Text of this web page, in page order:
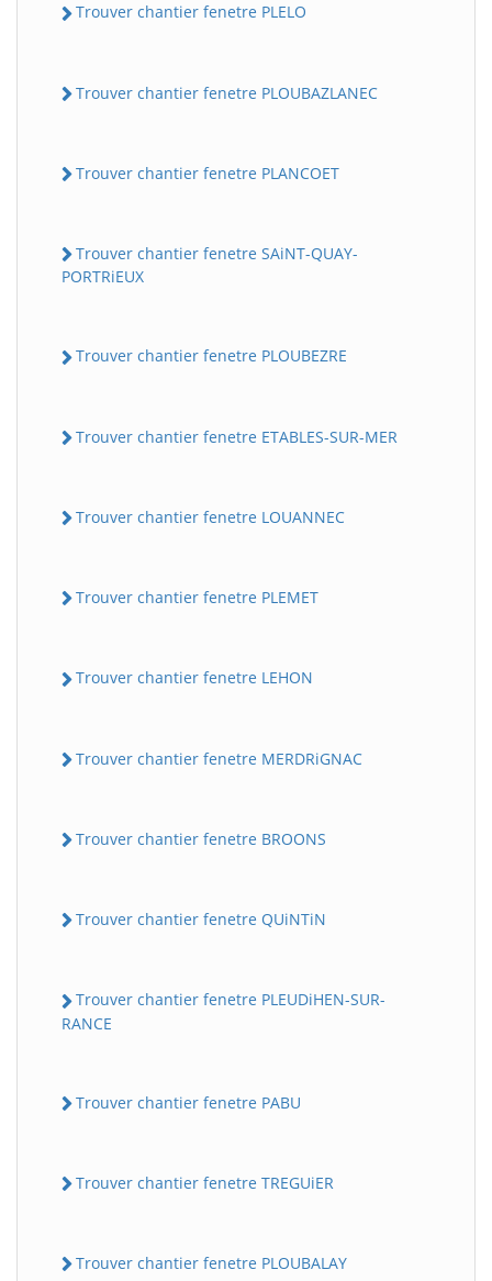
Trouver chantier fenetre PLELO
Trouver chantier fenetre PLOUBAZLANEC
Trouver chantier fenetre PLANCOET
Trouver chantier fenetre SAiNT-QUAY-
PORTRiEUX
Trouver chantier fenetre PLOUBEZRE
Trouver chantier fenetre ETABLES-SUR-MER
Trouver chantier fenetre LOUANNEC
Trouver chantier fenetre PLEMET
Trouver chantier fenetre LEHON
Trouver chantier fenetre MERDRiGNAC
Trouver chantier fenetre BROONS
Trouver chantier fenetre QUiNTiN
Trouver chantier fenetre PLEUDiHEN-SUR-
RANCE
Trouver chantier fenetre PABU
Trouver chantier fenetre TREGUiER
Trouver chantier fenetre PLOUBALAY